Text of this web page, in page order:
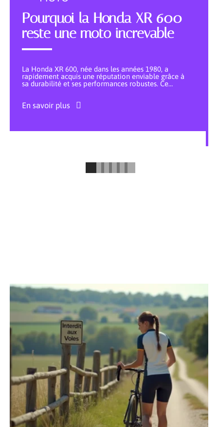
Pourquoi la Honda XR 600
reste une moto increvable
La Honda XR 600, née dans les années 1980, a
rapidement acquis une réputation enviable grâce à
sa durabilité et ses performances robustes. Ce…
En savoir plus